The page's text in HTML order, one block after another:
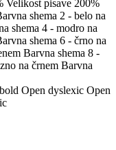
Velikost pisave 200%
shema 2 - belo na
shema 4 - modro na
shema 6 - črno na
Barvna shema 8 -
na črnem Barvna
Open dyslexic Open